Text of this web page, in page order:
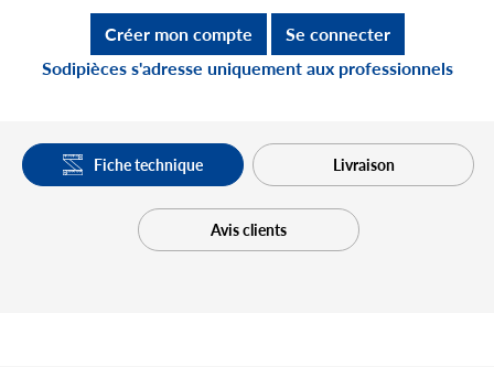
Créer mon compte
Se connecter
Sodipièces s'adresse uniquement aux professionnels
Fiche technique Livraison
Avis clients